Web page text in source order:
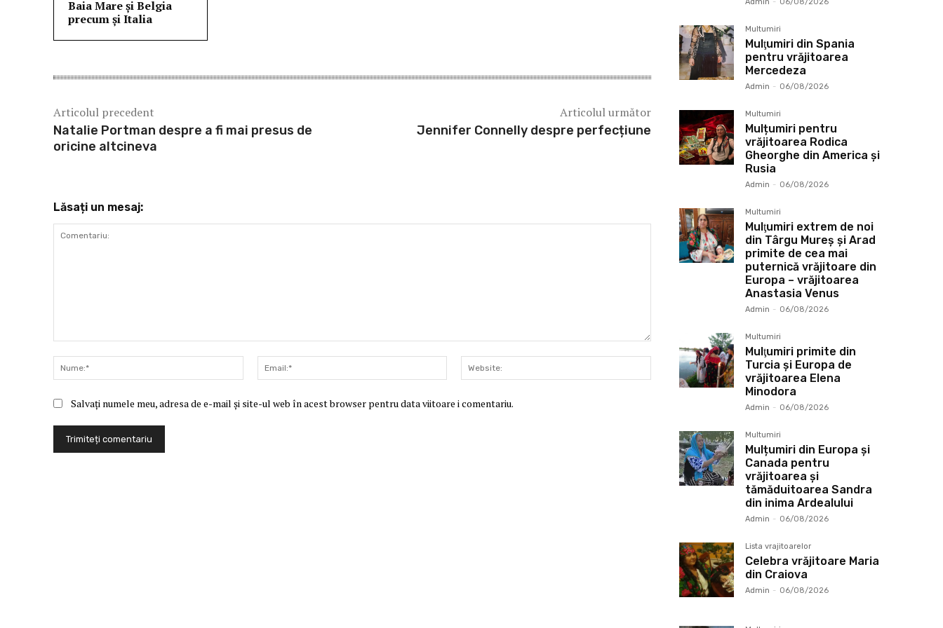
Baia Mare și Belgia
precum și Italia
Articolul precedent
Natalie Portman despre a fi mai presus de
oricine altcineva
Articolul următor
Jennifer Connelly despre perfecțiune
Lăsați un mesaj:
Nume:*
Email:* Website:
Salvați numele meu, adresa de e-mail și site-ul web în acest browser pentru data viitoare i comentariu.
Admin - 06/08/2026
Multumiri
Mulţumiri din Spania
pentru vrăjitoarea
Mercedeza
Admin - 06/08/2026
Multumiri
Mulțumiri pentru
vrăjitoarea Rodica
Gheorghe din America și
Rusia
Admin - 06/08/2026
Multumiri
Mulţumiri extrem de noi
din Târgu Mureș și Arad
primite de cea mai
puternică vrăjitoare din
Europa – vrăjitoarea
Anastasia Venus
Admin - 06/08/2026
Multumiri
Mulţumiri primite din
Turcia și Europa de
vrăjitoarea Elena
Minodora
Admin - 06/08/2026
Multumiri
Mulțumiri din Europa și
Canada pentru
vrăjitoarea și
tămăduitoarea Sandra
din inima Ardealului
Admin - 06/08/2026
Lista vrajitoarelor
Celebra vrăjitoare Maria
din Craiova
Admin - 06/08/2026